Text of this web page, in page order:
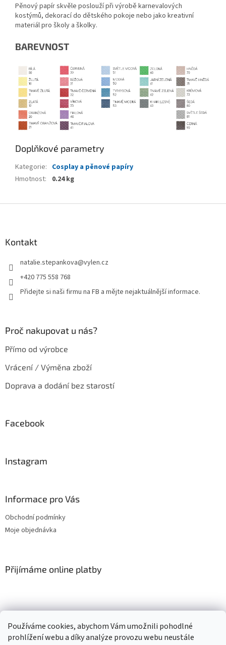
Používáme cookies, abychom Vám umožnili pohodlné
prohlížení webu a díky analýze provozu webu neustále
Pěnový papír skvěle poslouží při výrobě karnevalových
kostýmů, dekorací do dětského pokoje nebo jako kreativní
materiál pro školy a školky.
BAREVNOST
Doplňkové parametry
Kategorie: Cosplay a pěnové papíry
Hmotnost: 0.24 kg
Kontakt
natalie.stepankova@vylen.cz
+420 775 558 768
Přidejte si naši firmu na FB a mějte nejaktuálnější informace.
Proč nakupovat u nás?
Přímo od výrobce
Vrácení / Výměna zboží
Doprava a dodání bez starostí
Facebook
Instagram
Informace pro Vás
Obchodní podmínky
Moje objednávka
Přijímáme online platby
Vytvořil Shoptet